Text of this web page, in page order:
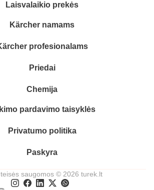
Laisvalaikio prekės
Kärcher namams
profesionalams
Priedai
Chemija
pardavimo taisyklės
Privatumo politika
Paskyra
saugomos © 2026 turek.lt